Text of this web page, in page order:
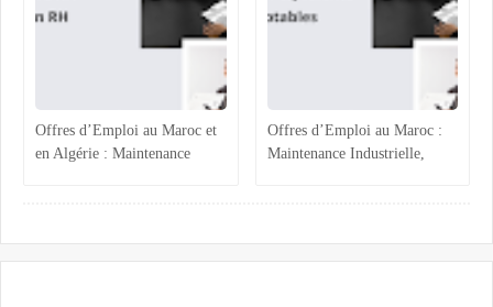
Offres d’Emploi au Maroc et
en Algérie : Maintenance
Offres d’Emploi au Maroc :
Maintenance Industrielle,